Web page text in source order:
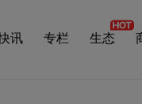
讯 专栏 生态